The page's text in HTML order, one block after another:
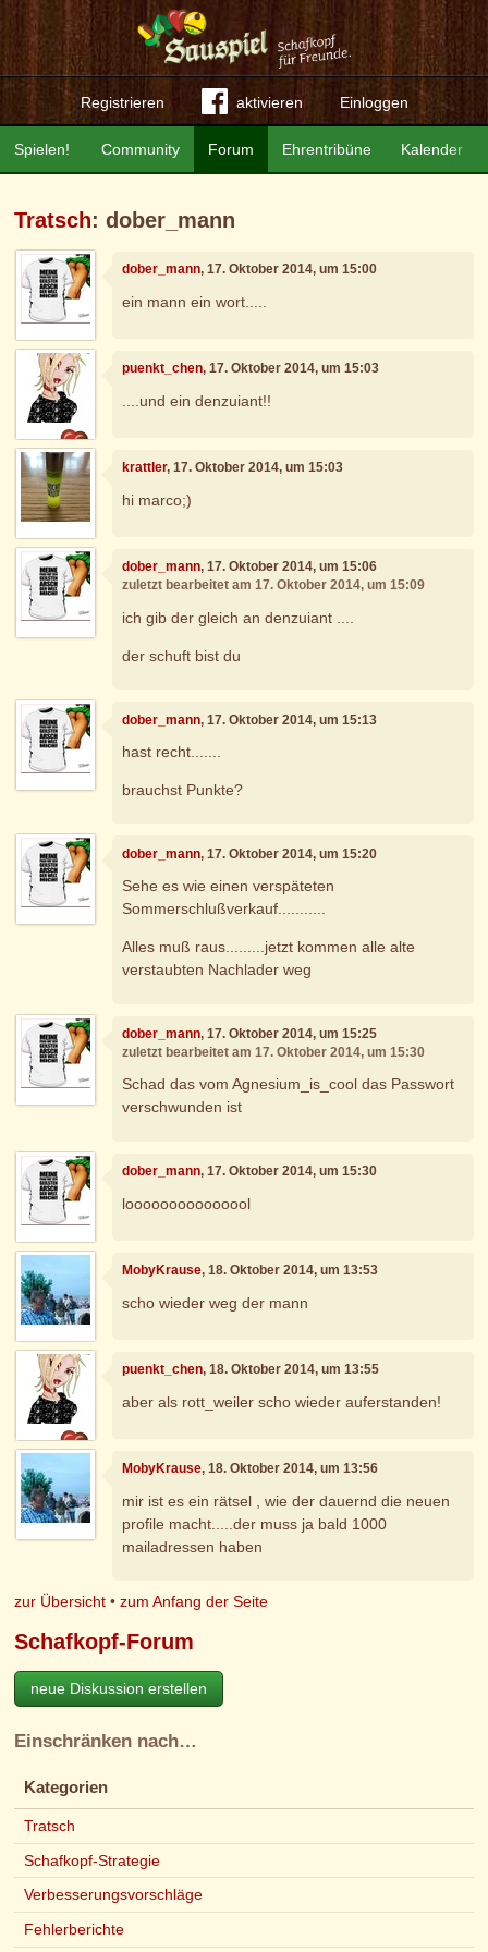
Registrieren aktivieren Einloggen
Community Forum Ehrentribüne Kalender
Spielen!
Tratsch: dober_mann
dober_mann, 17. Oktober 2014, um 15:00
ein mann ein wort.....
puenkt_chen, 17. Oktober 2014, um 15:03
....und ein denzuiant!!
krattler, 17. Oktober 2014, um 15:03
hi marco;)
dober_mann, 17. Oktober 2014, um 15:06
zuletzt bearbeitet am 17. Oktober 2014, um 15:09
ich gib der gleich an denzuiant ....
der schuft bist du
dober_mann, 17. Oktober 2014, um 15:13
hast recht.......
brauchst Punkte?
dober_mann, 17. Oktober 2014, um 15:20
Sehe es wie einen verspäteten
Sommerschlußverkauf...........
Alles muß raus.........jetzt kommen alle alte
verstaubten Nachlader weg
dober_mann, 17. Oktober 2014, um 15:25
zuletzt bearbeitet am 17. Oktober 2014, um 15:30
Schad das vom Agnesium_is_cool das Passwort
verschwunden ist
dober_mann, 17. Oktober 2014, um 15:30
looooooooooooool
MobyKrause, 18. Oktober 2014, um 13:53
scho wieder weg der mann
puenkt_chen, 18. Oktober 2014, um 13:55
aber als rott_weiler scho wieder auferstanden!
MobyKrause, 18. Oktober 2014, um 13:56
mir ist es ein rätsel , wie der dauernd die neuen
profile macht.....der muss ja bald 1000
mailadressen haben
zur Übersicht •zum Anfang der Seite
Schafkopf-Forum
neue Diskussion erstellen
Einschränken nach…
Kategorien
Tratsch
Schafkopf-Strategie
Verbesserungsvorschläge
Fehlerberichte